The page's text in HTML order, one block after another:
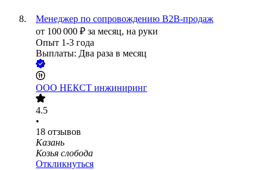
Менеджер по сопровождению B2B-продаж
от 100 000 ₽ за месяц, на руки
Опыт 1-3 года
Выплаты: Два раза в месяц
ООО НЕКСТ инжиниринг
4.5
•
18 отзывов
Казань
Козья слобода
Откликнуться